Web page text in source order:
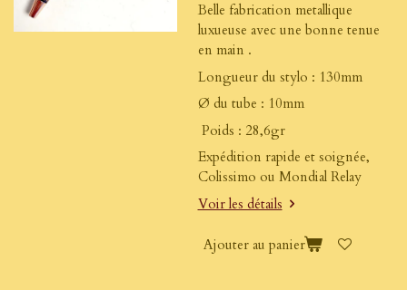
Belle fabrication metallique
luxueuse avec une bonne tenue
en main .
Longueur du stylo : 130mm
Ø du tube : 10mm
Poids : 28,6gr
Expédition rapide et soignée,
Colissimo ou Mondial Relay
Voir les détails
Ajouter au panier